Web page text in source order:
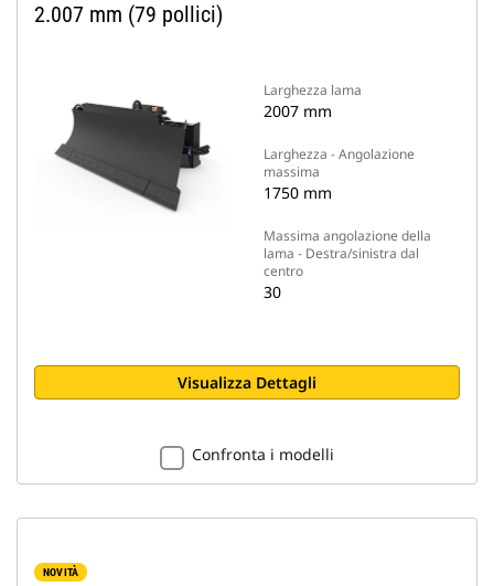
2.007 mm (79 pollici)
Larghezza lama
2007 mm
Larghezza - Angolazione
massima
1750 mm
Massima angolazione della
lama - Destra/sinistra dal
centro
30
Visualizza Dettagli
Confronta i modelli
NOVITÀ